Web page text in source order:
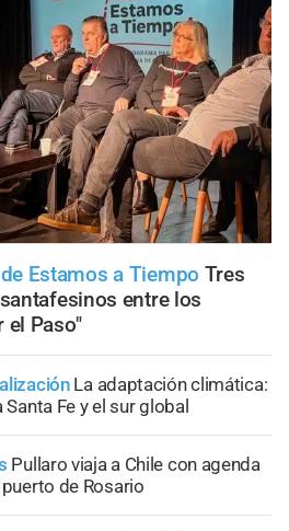
Estamos a Tiempo Tres
entre los
el Paso"
La adaptación climática:
Fe y el sur global
Pullaro viaja a Chile con agenda
de Rosario